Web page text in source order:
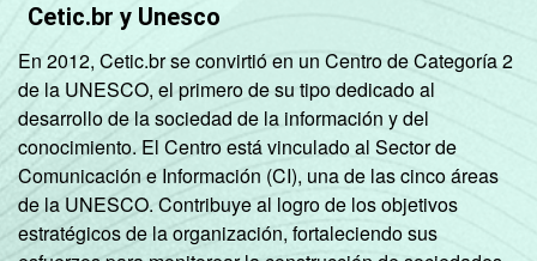
Cetic.br y Unesco
En 2012, Cetic.br se convirtió en un Centro de Categoría 2
de la UNESCO, el primero de su tipo dedicado al
desarrollo de la sociedad de la información y del
conocimiento. El Centro está vinculado al Sector de
Comunicación e Información (CI), una de las cinco áreas
de la UNESCO. Contribuye al logro de los objetivos
estratégicos de la organización, fortaleciendo sus